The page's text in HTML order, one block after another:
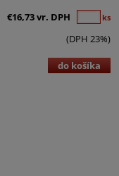
€16,73 vr. DPH ks
(DPH 23%)
do košíka